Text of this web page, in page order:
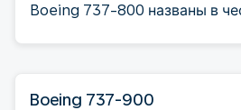
Boeing 737-800 названы в
Boeing 737-900